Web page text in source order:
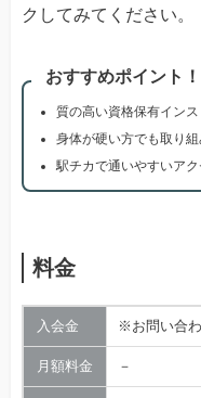
クしてみてください。
おすすめポイント！
質の高い資格保有イン
身体が硬い方でも取り
駅チカで通いやすいアク
料金
入会金 ※お問い合
月額料金 －